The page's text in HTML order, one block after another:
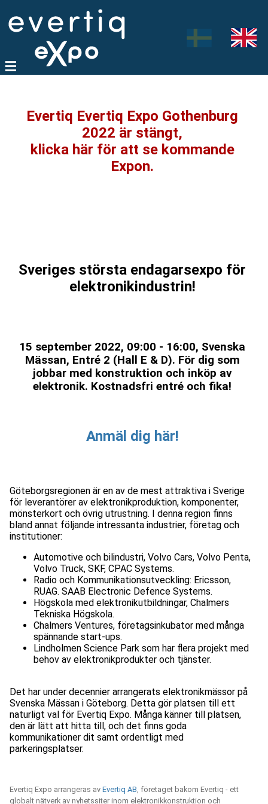
Evertiq Evertiq Expo Gothenburg
2022 är stängt,
klicka här för att se kommande
Expon.
Sveriges största endagarsexpo för
elektronikindustrin!
15 september 2022, 09:00 - 16:00, Svenska
Mässan, Entré 2 (Hall E & D). För dig som
jobbar med konstruktion och inköp av
elektronik. Kostnadsfri entré och fika!
Anmäl dig här!
Göteborgsregionen är en av de mest attraktiva i Sverige
för leverantörer av elektronikproduktion, komponenter,
mönsterkort och övrig utrustning. I denna region finns
bland annat följande intressanta industrier, företag och
Automotive och bilindustri, Volvo Cars, Volvo Penta,
Radio och Kommunikationsutveckling: Ericsson,
Högskola med elektronikutbildningar, Chalmers
Chalmers Ventures, företagsinkubator med många
Lindholmen Science Park som har flera projekt med
Det har under decennier arrangerats elektronikmässor på
Svenska Mässan i Göteborg. Detta gör platsen till ett
naturligt val för Evertiq Expo. Många känner till platsen,
den är lätt att hitta till, och det finns goda
kommunikationer dit samt ordentligt med
parkeringsplatser.
Evertiq Expo arrangeras av Evertiq AB , företaget bakom Evertiq - ett
globalt nätverk av nyhetssiter inom elektronikkonstruktion och